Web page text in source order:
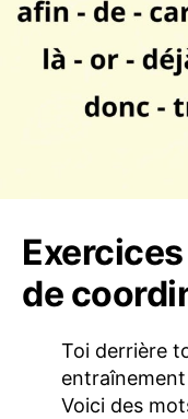
de
Toi derrière
Voici des